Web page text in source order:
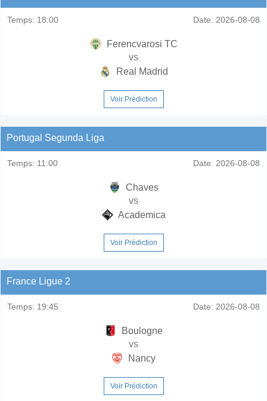
Temps: 18:00 Date: 2026-08-08
Ferencvarosi TC
vs
Real Madrid
Voir Prédiction
Portugal Segunda Liga
Temps: 11:00 Date: 2026-08-08
Chaves
vs
Academica
Voir Prédiction
France Ligue 2
Temps: 19:45 Date: 2026-08-08
Boulogne
vs
Nancy
Voir Prédiction